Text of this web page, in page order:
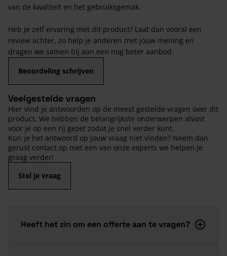
van de kwaliteit en het gebruiksgemak.
Heb je zelf ervaring met dit product? Laat dan vooral een
review achter, zo help je anderen met jouw mening en
dragen we samen bij aan een nog beter aanbod.
Beoordeling schrijven
Veelgestelde vragen
Hier vind je antwoorden op de meest gestelde vragen over dit
product. We hebben de belangrijkste onderwerpen alvast
voor je op een rij gezet zodat je snel verder kunt.
Kun je het antwoord op jouw vraag niet vinden? Neem dan
gerust contact op met een van onze experts we helpen je
graag verder!
Stel je vraag
Heeft het zin om een offerte aan te vragen?